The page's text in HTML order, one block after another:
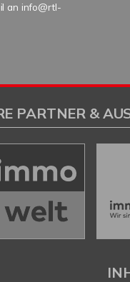
an info@rtl-
PARTNER &